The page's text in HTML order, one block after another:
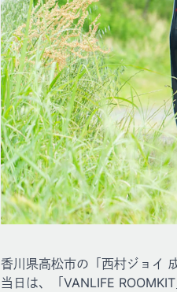
香川県高松市の「西村ジョイ
当日は、「VANLIFE